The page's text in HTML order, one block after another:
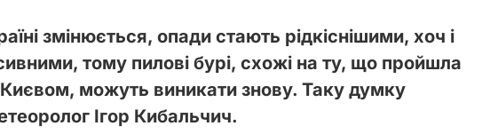
змінюється, опади стають рідкіснішими, хоч і
тому пилові бурі, схожі на ту, що пройшла
Києвом, можуть виникати знову. Таку думку
Ігор Кибальчич.